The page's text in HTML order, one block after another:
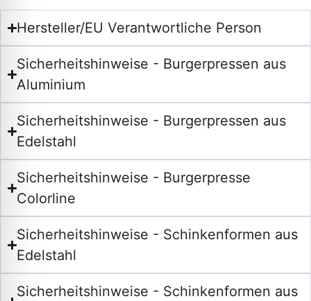
Hersteller/EU Verantwortliche Person
Sicherheitshinweise - Burgerpressen aus
Aluminium
Sicherheitshinweise - Burgerpressen aus
Edelstahl
Sicherheitshinweise - Burgerpresse
Colorline
Sicherheitshinweise - Schinkenformen aus
Edelstahl
Sicherheitshinweise - Schinkenformen aus